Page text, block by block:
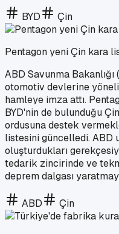
BYD Çin
Pentagon yeni Çin kara
ABD Savunma
otomotiv devlerine
hamleye imza attı.
BYD'nin de bulunduğu
ordusuna destek
listesini güncelledi. ABD
oluşturdukları
tedarik zincirinde ve
deprem dalgası
ABD Çin